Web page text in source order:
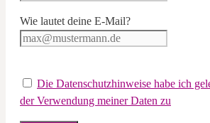
Wie lautet deine E-Mail?
Die Datenschutzhinweise habe ich
der Verwendung meiner Daten zu